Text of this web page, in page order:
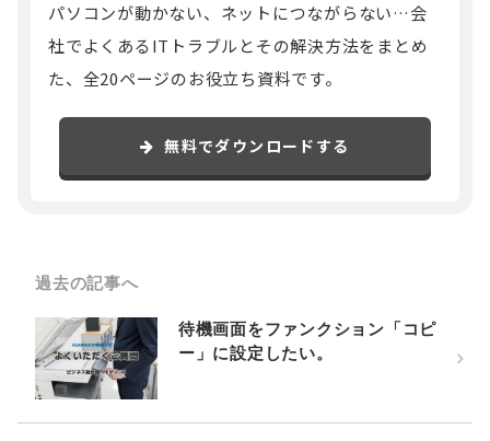
パソコンが動かない、ネットにつながらない…会
社でよくあるITトラブルとその解決方法をまとめ
た、全20ページのお役立ち資料です。
無料でダウンロードする
過去の記事へ
待機画面をファンクション「コピ
ー」に設定したい。